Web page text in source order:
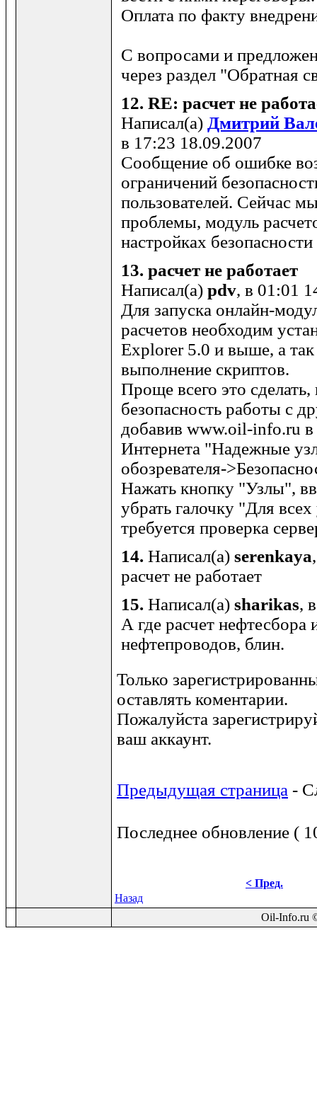
Оплата по факту
С вопросами и
через раздел "Обратная
12. RE: расчет не
Написал(а) Дмитрий
в 17:23 18.09.2007
Сообщение об ошибке
ограничений
пользователей. Сейчас
проблемы, модуль
настройках
13. расчет не работает
Написал(а) pdv, в 01:01
Для запуска онлайн-
расчетов необходим
Explorer 5.0 и выше, а
выполнение скриптов.
Проще всего это
безопасность работы с
добавив www.oil-info.ru в
Интернета "Надежные
обозревателя-
Нажать кнопку "Узлы",
убрать галочку "Для
требуется проверка
14. Написал(а) serenkaya
расчет не работает
15. Написал(а) sharikas,
А где расчет нефтесбора
нефтепроводов, блин.
Только
оставлять коментарии.
Пожалуйста
ваш аккаунт.
Предыдущая страница -
Последнее обновление (
< Пред.
Назад
Oil-Info.ru